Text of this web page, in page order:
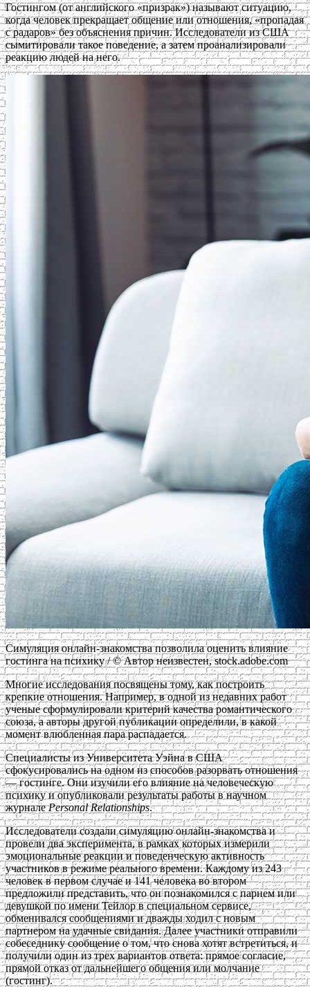
Гостингом (от английского «призрак») называют ситуацию,
когда человек прекращает общение или отношения, «пропадая
с радаров» без объяснения причин. Исследователи из США
сымитировали такое поведение, а затем проанализировали
реакцию людей на него.
Симуляция онлайн-знакомства позволила оценить влияние
гостинга на психику / © Автор неизвестен, stock.adobe.com
Многие исследования посвящены тому, как построить
крепкие отношения. Например, в одной из недавних работ
ученые сформулировали критерий качества романтического
союза, а авторы другой публикации определили, в какой
момент влюбленная пара распадается.
Специалисты из Университета Уэйна в США
сфокусировались на одном из способов разорвать отношения
— гостинге. Они изучили его влияние на человеческую
психику и опубликовали результаты работы в научном
журналеPersonal Relationships.
Исследователи создали симуляцию онлайн-знакомства и
провели два эксперимента, в рамках которых измерили
эмоциональные реакции и поведенческую активность
участников в режиме реального времени. Каждому из 243
человек в первом случае и 141 человека во втором
предложили представить, что он познакомился с парнем или
девушкой по имени Тейлор в специальном сервисе,
обменивался сообщениями и дважды ходил с новым
партнером на удачные свидания. Далее участники отправили
собеседнику сообщение о том, что снова хотят встретиться, и
получили один из трех вариантов ответа: прямое согласие,
прямой отказ от дальнейшего общения или молчание
(гостинг).